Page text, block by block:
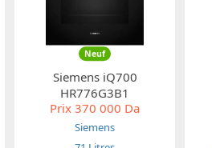
Neuf
Siemens iQ700
HR776G3B1
Prix 370 000 Da
Siemens